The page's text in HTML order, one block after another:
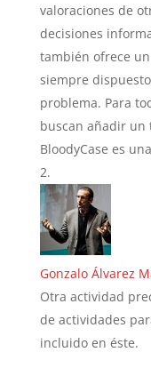
valoraciones de
decisiones
también ofrece
siempre
problema. Para
buscan añadir un
BloodyCase es
Gonzalo Álvarez
Otra actividad
de actividades
incluido en éste.